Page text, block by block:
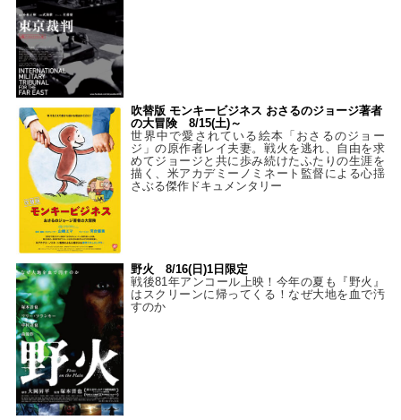
吹替版 モンキービジネス おさるのジョージ著者
の大冒険 8/15(土)～
世界中で愛されている絵本「おさるのジョー
ジ」の原作者レイ夫妻。戦火を逃れ、自由を求
めてジョージと共に歩み続けたふたりの生涯を
描く、米アカデミーノミネート監督による心揺
さぶる傑作ドキュメンタリー
野火 8/16(日)1日限定
戦後81年アンコール上映！今年の夏も『野火』
はスクリーンに帰ってくる！なぜ大地を血で汚
すのか